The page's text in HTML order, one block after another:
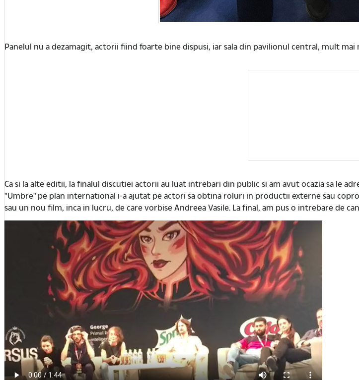
Panelul nu a dezamagit, actorii fiind foarte bine dispusi, iar sala din pavilionul central, mult
Ca si la alte editii, la finalul discutiei actorii au luat intrebari din public si am avut ocazia sa le
"Umbre" pe plan international i-a ajutat pe actori sa obtina roluri in productii externe sau
sau un nou film, inca in lucru, de care vorbise Andreea Vasile. La final, am pus o intrebare de